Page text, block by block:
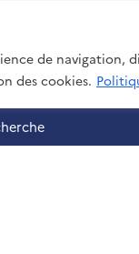
de
des cookies.